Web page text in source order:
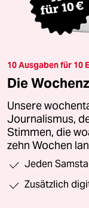
10 Ausgaben für 10
Die
Unsere
Journalismus,
Stimmen, die
zehn Wochen
Jeden
Zusätzlich